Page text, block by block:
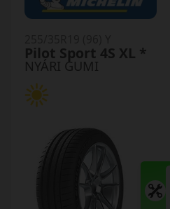
NYÁRI GUMI
Pilot Sport 4S XL *